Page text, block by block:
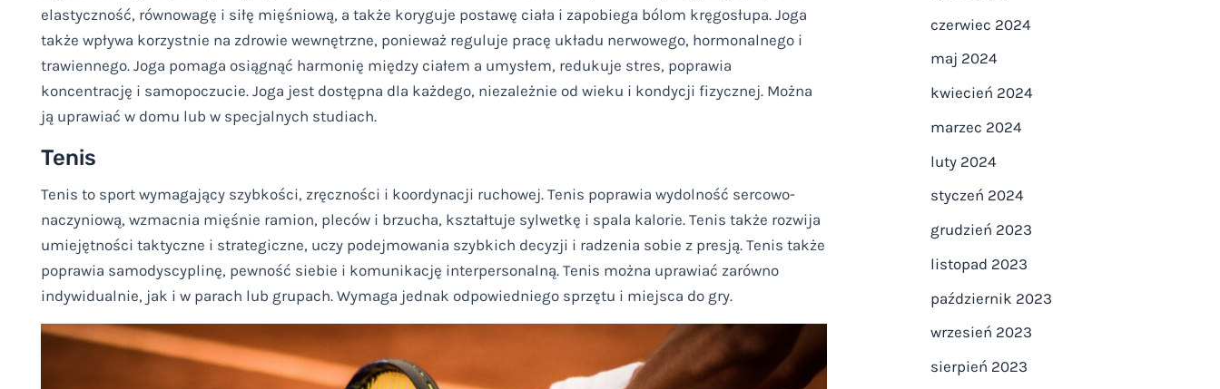
elastyczność, równowagę i siłę mięśniową, a także koryguje postawę ciała i zapobiega bólom kręgosłupa. Joga
także wpływa korzystnie na zdrowie wewnętrzne, ponieważ reguluje pracę układu nerwowego, hormonalnego i
trawiennego. Joga pomaga osiągnąć harmonię między ciałem a umysłem, redukuje stres, poprawia
koncentrację i samopoczucie. Joga jest dostępna dla każdego, niezależnie od wieku i kondycji fizycznej. Można
ją uprawiać w domu lub w specjalnych studiach.
Tenis
Tenis to sport wymagający szybkości, zręczności i koordynacji ruchowej. Tenis poprawia wydolność sercowo-
naczyniową, wzmacnia mięśnie ramion, pleców i brzucha, kształtuje sylwetkę i spala kalorie. Tenis także rozwija
umiejętności taktyczne i strategiczne, uczy podejmowania szybkich decyzji i radzenia sobie z presją. Tenis także
poprawia samodyscyplinę, pewność siebie i komunikację interpersonalną. Tenis można uprawiać zarówno
indywidualnie, jak i w parach lub grupach. Wymaga jednak odpowiedniego sprzętu i miejsca do gry.
czerwiec 2024
maj 2024
kwiecień 2024
marzec 2024
luty 2024
styczeń 2024
grudzień 2023
listopad 2023
październik 2023
wrzesień 2023
sierpień 2023